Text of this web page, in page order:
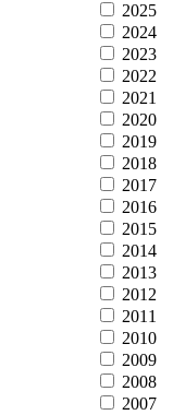
2025
2024
2023
2022
2021
2020
2019
2018
2017
2016
2015
2014
2013
2012
2011
2010
2009
2008
2007